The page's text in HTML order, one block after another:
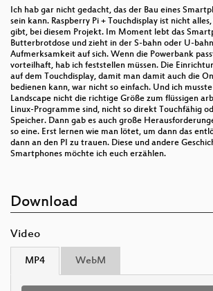
Ich hab gar nicht gedacht, das der Bau eines
sein kann. Raspberry Pi + Touchdisplay ist nicht
gibt, bei diesem Projekt. Im Moment lebt das
Butterbrotdose und zieht in der S-bahn oder U-
Aufmerksamkeit auf sich. Wenn die Powerbank
vorteilhaft, hab ich feststellen müssen. Die
auf dem Touchdisplay, damit man damit auch die
bedienen kann, war nicht so einfach. Und ich
Landscape nicht die richtige Größe zum flüssigen
Linux-Programme sind, nicht so direkt Touchfähig
Speicher. Dann gab es auch große
so eine. Erst lernen wie man lötet, um dann das
dann an den PI zu trauen. Diese und andere
Smartphones möchte ich euch erzählen.
Download
Video
MP4 WebM